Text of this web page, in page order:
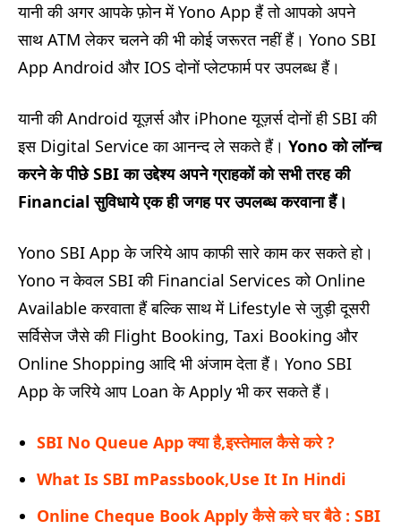
यानी की अगर आपके फ़ोन में Yono App हैं तो आपको अपने
साथ ATM लेकर चलने की भी कोई जरूरत नहीं हैं। Yono SBI
App Android और IOS दोनों प्लेटफार्म पर उपलब्ध हैं।
यानी की Android यूज़र्स और iPhone यूज़र्स दोनों ही SBI की
इस Digital Service का आनन्द ले सकते हैं। Yonoको लॉन्च
करने के पीछे SBIका उद्देश्य अपने ग्राहकों को सभी तरह की
Financialसुविधाये एक ही जगह पर उपलब्ध करवाना हैं।
Yono SBI App के जरिये आप काफी सारे काम कर सकते हो।
Yono न केवल SBI की Financial Services को Online
Available करवाता हैं बल्कि साथ में Lifestyle से जुड़ी दूसरी
सर्विसेज जैसे की Flight Booking, Taxi Booking और
Online Shopping आदि भी अंजाम देता हैं। Yono SBI
App के जरिये आप Loan के Apply भी कर सकते हैं।
SBI No Queue App क्या है,इस्तेमाल कैसे करे ?
What Is SBI mPassbook,Use It In Hindi
Online Cheque Book Apply कैसे करे घर बैठे : SBI